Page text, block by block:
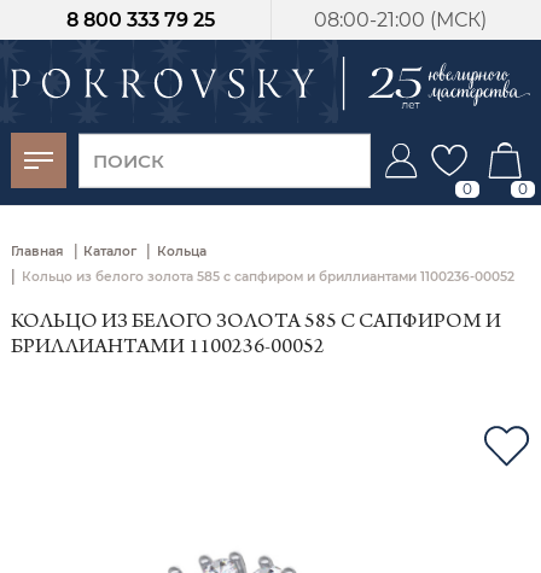
08:00-21:00 (МСК)
8 800 333 79 25
0 0
Главная | Каталог | Кольца
| Кольцо из белого золота 585 с сапфиром и бриллиантами 1100236-00052
КОЛЬЦО ИЗ БЕЛОГО ЗОЛОТА 585 С САПФИРОМ И
БРИЛЛИАНТАМИ 1100236-00052
-30%
от 15 дней с
момента оплаты